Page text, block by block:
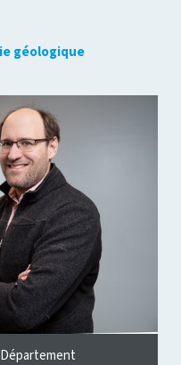
géologique